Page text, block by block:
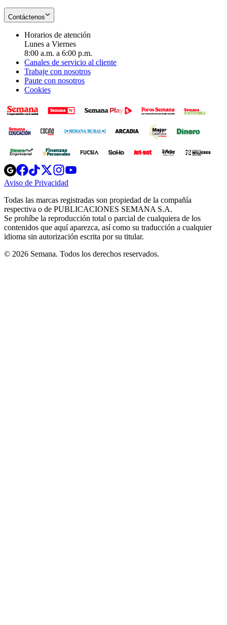
Contáctenos
Horarios de atención
Lunes a Viernes
8:00 a.m. a 6:00 p.m.
Canales de servicio al cliente
Trabaje con nosotros
Paute con nosotros
Cookies
Opens
in
new
Opens
in
new
Opens
in
new
window
Opens
new
windowwindow
Aviso de Privacidad
new
window
Todas las marcas registradas son propiedad de la compañía
respectiva o de PUBLICACIONES SEMANA S.A.
Se prohíbe la reproducción total o parcial de cualquiera de los
contenidos que aquí aparezca, así como su traducción a cualquier
idioma sin autorización escrita por su titular.
© 2026 Semana. Todos los derechos reservados.